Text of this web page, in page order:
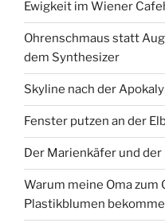
Ewigkeit im Wiener
Ohrenschmaus statt
dem Synthesizer
Skyline nach der
Fenster putzen an der
Der Marienkäfer und der
Warum meine Oma
Plastikblumen